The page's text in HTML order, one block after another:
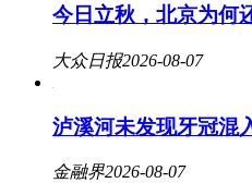
今日立秋，北京为何
大众日报2026-08-07
泸溪河未发现牙冠混
金融界2026-08-07